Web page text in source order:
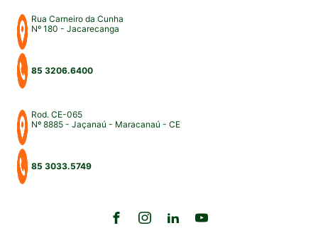
Rua Carneiro da Cunha
Nº 180 - Jacarecanga
85 3206.6400
Rod. CE-065
Nº 8885 - Jaçanaú - Maracanaú - CE
85 3033.5749